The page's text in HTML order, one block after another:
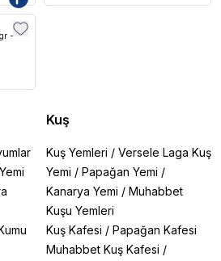
-
Kuş
Kuş Yemleri / Versele Laga Kuş
Yemi / Papağan Yemi /
Kanarya Yemi / Muhabbet
Kuşu Yemleri
Kuş Kafesi / Papağan Kafesi
Muhabbet Kuş Kafesi /